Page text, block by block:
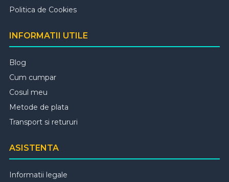
Politica de Cookies
INFORMATII UTILE
Blog
Cum cumpar
Cosul meu
Metode de plata
Transport si retururi
ASISTENTA
Informatii legale